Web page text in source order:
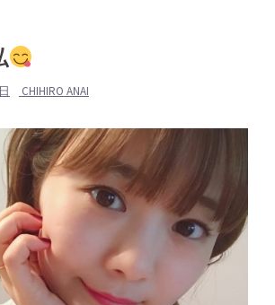
CHIHIRO ANAI